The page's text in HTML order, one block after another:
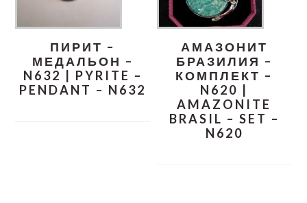
ПИРИТ –
МЕДАЛЬОН –
N632 | PYRITE –
PENDANT – N632
АМАЗОНИТ
БРАЗИЛИЯ –
КОМПЛЕКТ –
N620 |
AMAZONITE
BRASIL – SET –
N620